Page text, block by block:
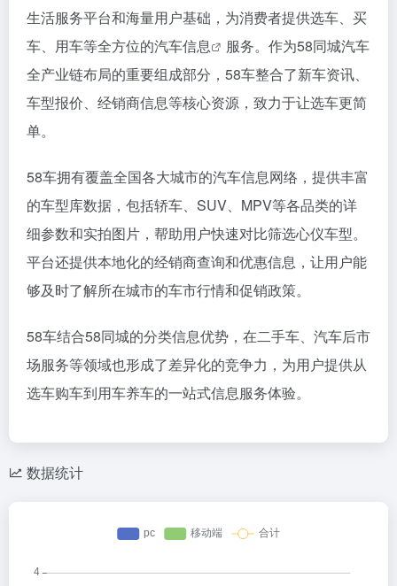
生活服务平台和海量用户基础，为消费者提供选车、买
车、用车等全方位的汽车信息
服务。作为58同城汽车
全产业链布局的重要组成部分，58车整合了新车资讯、
车型报价、经销商信息等核心资源，致力于让选车更简
单。
58车拥有覆盖全国各大城市的汽车信息网络，提供丰富
的车型库数据，包括轿车、SUV、MPV等各品类的详
细参数和实拍图片，帮助用户快速对比筛选心仪车型。
平台还提供本地化的经销商查询和优惠信息，让用户能
够及时了解所在城市的车市行情和促销政策。
58车结合58同城的分类信息优势，在二手车、汽车后市
场服务等领域也形成了差异化的竞争力，为用户提供从
选车购车到用车养车的一站式信息服务体验。
数据统计